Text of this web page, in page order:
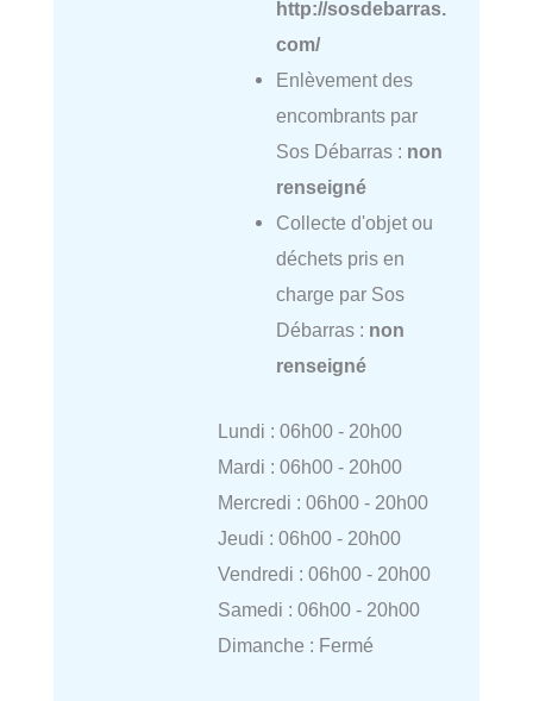
http://sosdebarras.
com/
Enlèvement des
encombrants par
Sos Débarras : non
renseigné
Collecte d'objet ou
déchets pris en
charge par Sos
Débarras : non
renseigné
Lundi : 06h00 - 20h00
Mardi : 06h00 - 20h00
Mercredi : 06h00 - 20h00
Jeudi : 06h00 - 20h00
Vendredi : 06h00 - 20h00
Samedi : 06h00 - 20h00
Dimanche : Fermé